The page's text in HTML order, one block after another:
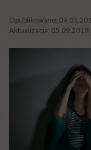
Opublikowano:
Aktualizacja: 05.09.2019